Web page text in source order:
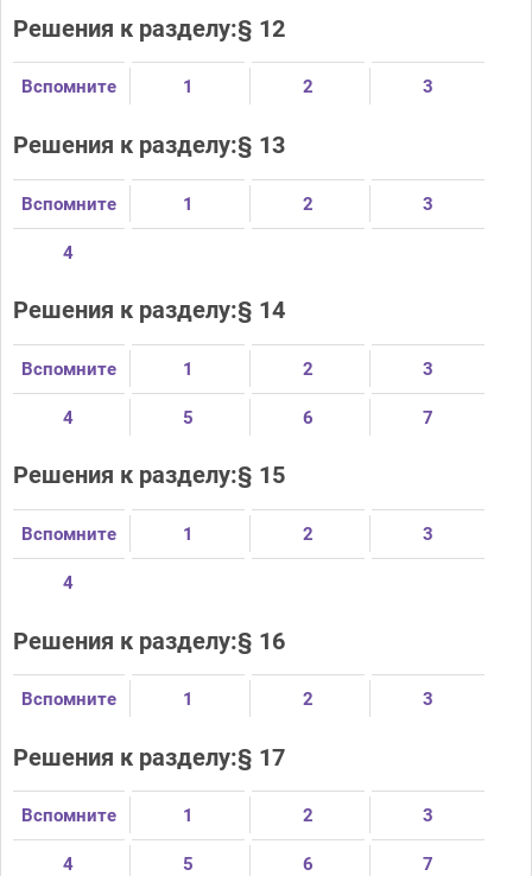
Решения к разделу:§ 12
Вспомните 1 2 3
Решения к разделу:§ 13
Вспомните 1 2 3
4
Решения к разделу:§ 14
Вспомните 1 2 3
4 5 6 7
Решения к разделу:§ 15
Вспомните 1 2 3
4
Решения к разделу:§ 16
Вспомните 1 2 3
Решения к разделу:§ 17
Вспомните 1 2 3
4 5 6 7